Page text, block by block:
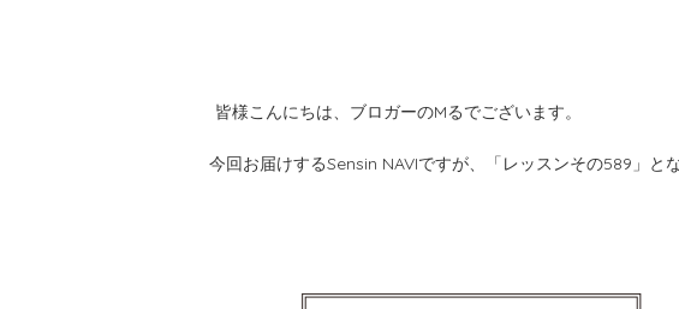
皆様こんにちは、ブロガーのMるでございます。
今回お届けするSensin NAVIですが、「レッスンその589」とな